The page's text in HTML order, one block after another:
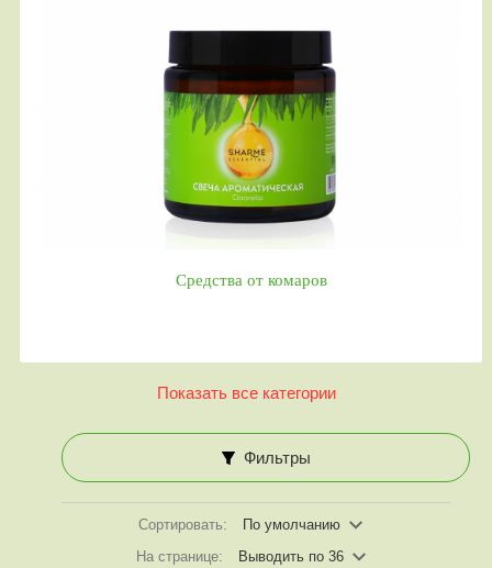
Средства от комаров
Показать все категории
Фильтры
Сортировать:
По умолчанию
На странице:
Выводить по 36